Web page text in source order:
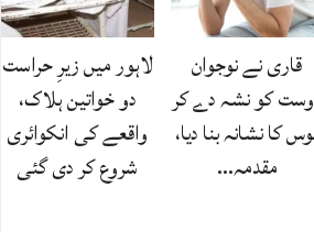
قاری نے نوجوان
کو نشہ دے کر
کا نشانہ بنا دیا،
مقدمہ…
لاہور میں زیرِ حراست
دو خواتین ہلاک،
واقعے کی انکوائری
شروع کر دی گئی